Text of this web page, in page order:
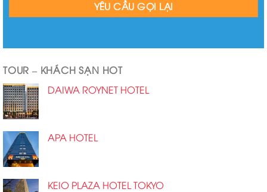
TOUR – KHÁCH SẠN HOT
DAIWA ROYNET HOTEL
APA HOTEL
KEIO PLAZA HOTEL TOKYO